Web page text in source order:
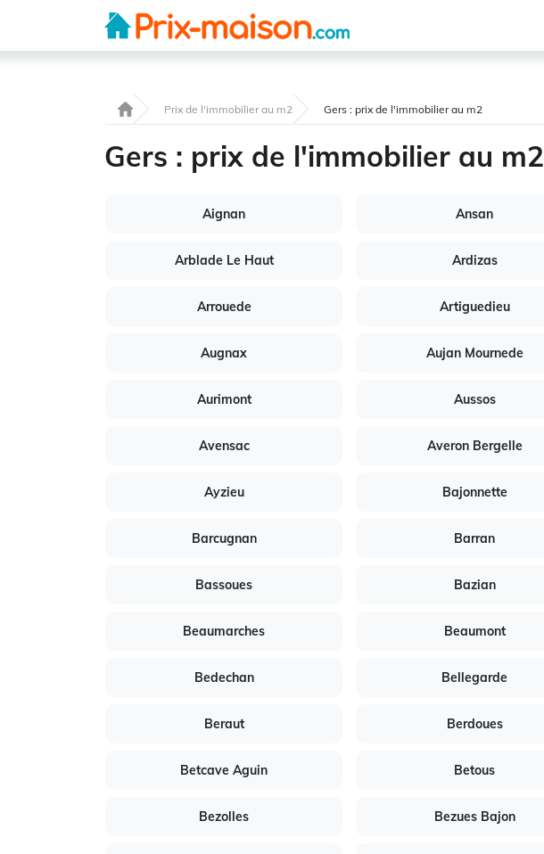
Prix de l'immobilier au m2 Gers : prix de l'immobilier au m2
Gers : prix de l'immobilier au m2
Aignan Ansan
Arblade Le Haut Ardizas
Arrouede Artiguedieu
Augnax Aujan Mournede
Aurimont Aussos
Avensac Averon Bergelle
Ayzieu Bajonnette
Barcugnan Barran
Bassoues Bazian
Beaumarches Beaumont
Bedechan Bellegarde
Beraut Berdoues
Betcave Aguin Betous
Bezolles Bezues Bajon